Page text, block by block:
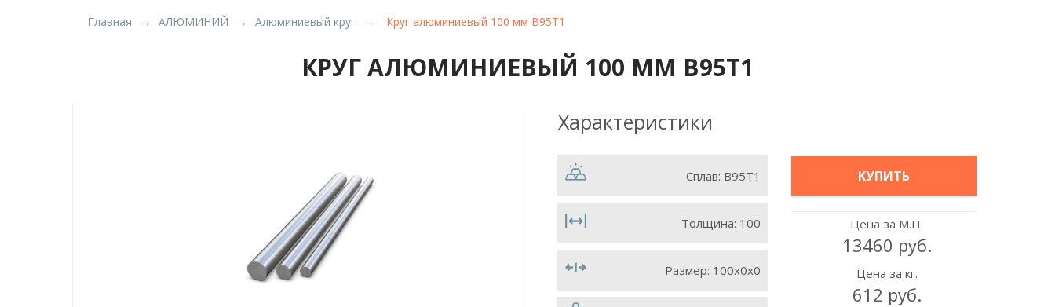
Главная АЛЮМИНИЙ Алюминиевый круг Круг алюминиевый 100 мм В95Т1
КРУГ АЛЮМИНИЕВЫЙ 100 ММ В95Т1
Характеристики
Сплав: В95Т1
Толщина: 100
Размер: 100х0х0
КУПИТЬ
Цена за М.П.
13460 руб.
Цена за кг.
612 руб.